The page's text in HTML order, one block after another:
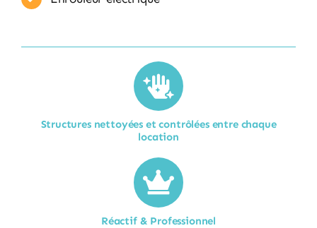
Structures nettoyées et contrôlées entre chaque
location​
Réactif & Professionnel